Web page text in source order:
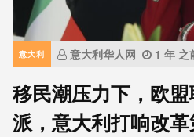
意大利 意大利华人网 1 年 之
移民潮压力下，欧
派，意大利打响改